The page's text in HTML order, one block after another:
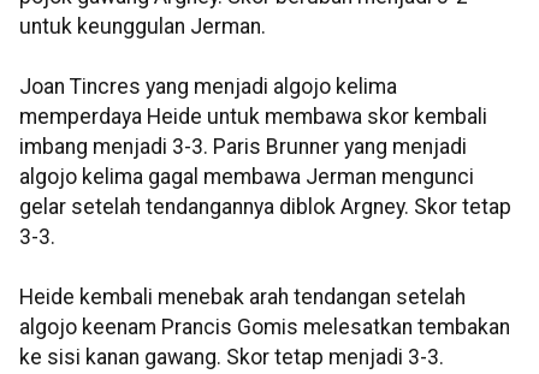
untuk keunggulan Jerman.
Joan Tincres yang menjadi algojo kelima
memperdaya Heide untuk membawa skor kembali
imbang menjadi 3-3. Paris Brunner yang menjadi
algojo kelima gagal membawa Jerman mengunci
gelar setelah tendangannya diblok Argney. Skor tetap
3-3.
Heide kembali menebak arah tendangan setelah
algojo keenam Prancis Gomis melesatkan tembakan
ke sisi kanan gawang. Skor tetap menjadi 3-3.